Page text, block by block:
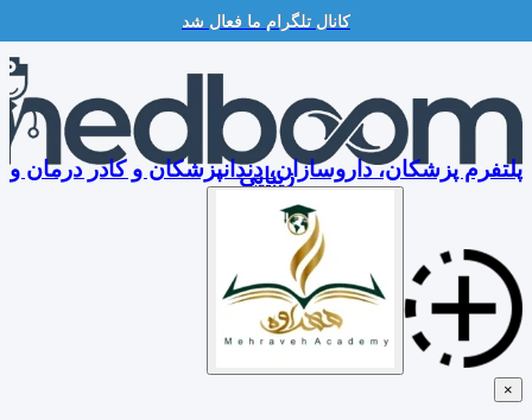
کانال تلگرام ما فعال شد
Skip
content
پلتفرم پزشکان، داروسازان، دندانپزشکان و کادر درمان و
زیبایی
×